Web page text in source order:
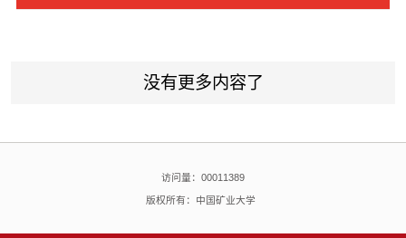
没有更多内容了
访问量： 00011389
版权所有：中国矿业大学